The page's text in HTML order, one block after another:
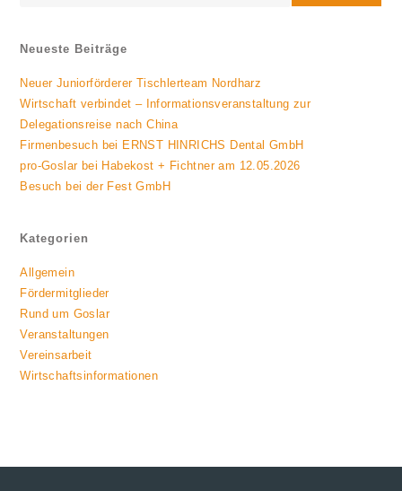
Neueste Beiträge
Neuer Juniorförderer Tischlerteam Nordharz
Wirtschaft verbindet – Informationsveranstaltung zur
Delegationsreise nach China
Firmenbesuch bei ERNST HINRICHS Dental GmbH
pro-Goslar bei Habekost + Fichtner am 12.05.2026
Besuch bei der Fest GmbH
Kategorien
Allgemein
Fördermitglieder
Rund um Goslar
Veranstaltungen
Vereinsarbeit
Wirtschaftsinformationen